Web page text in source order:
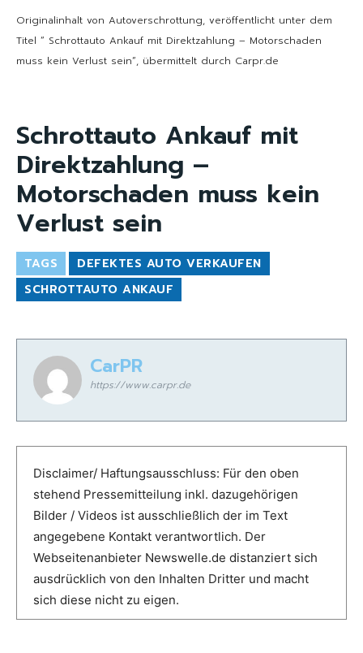
Originalinhalt von Autoverschrottung, veröffentlicht unter dem
Titel “ Schrottauto Ankauf mit Direktzahlung – Motorschaden
muss kein Verlust sein“, übermittelt durch Carpr.de
Schrottauto Ankauf mit
Direktzahlung –
Motorschaden muss kein
Verlust sein
TAGS
DEFEKTES AUTO VERKAUFEN
SCHROTTAUTO ANKAUF
CarPR
https://www.carpr.de
Disclaimer/ Haftungsausschluss: Für den oben
stehend Pressemitteilung inkl. dazugehörigen
Bilder / Videos ist ausschließlich der im Text
angegebene Kontakt verantwortlich. Der
Webseitenanbieter Newswelle.de distanziert sich
ausdrücklich von den Inhalten Dritter und macht
sich diese nicht zu eigen.